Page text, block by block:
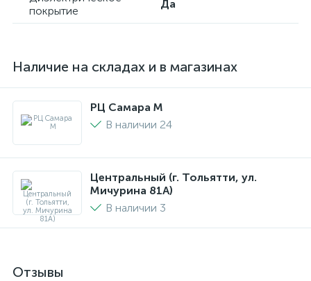
покрытие
Да
Наличие на складах и в магазинах
РЦ Самара M
В наличии 24
Центральный (г. Тольятти, ул.
Мичурина 81А)
В наличии 3
Отзывы